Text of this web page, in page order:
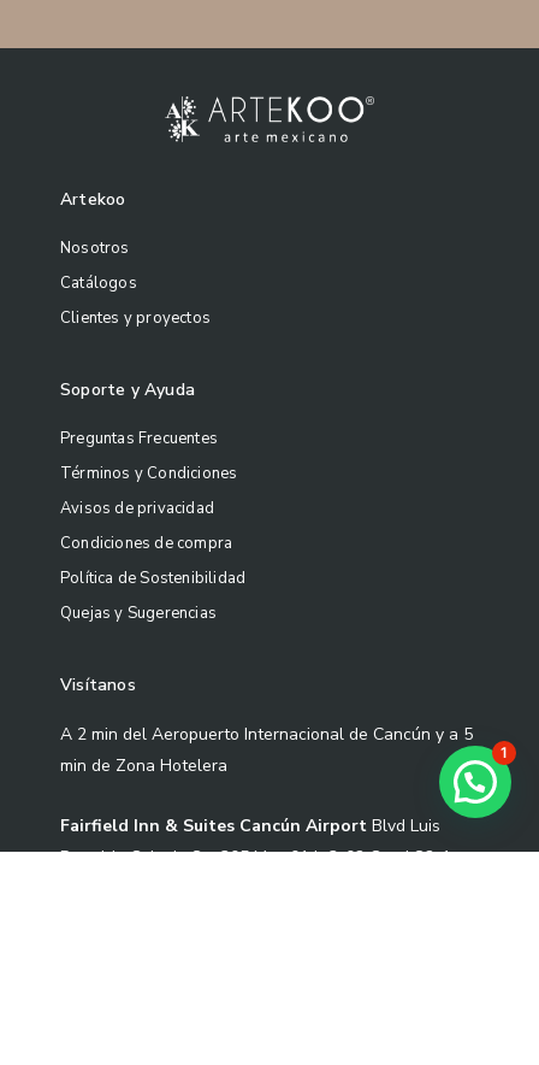
Artekoo
Nosotros
Catálogos
Clientes y proyectos
Soporte y Ayuda
Preguntas Frecuentes
Términos y Condiciones
Avisos de privacidad
Condiciones de compra
Política de Sostenibilidad
Quejas y Sugerencias
Visítanos
A 2 min del Aeropuerto Internacional de Cancún y a 5
min de Zona Hotelera
Fairfield Inn & Suites Cancún Airport Blvd Luis
Donaldo Colosio Sm 305 Mza 01 L-3-02 Cond S2-1,
1